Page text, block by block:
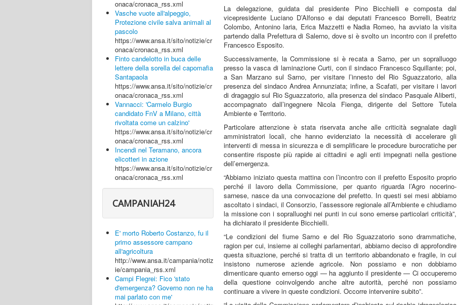
onaca/cronaca_rss.xml
Vasche vuote all'alpeggio,
Protezione civile salva animali al
pascolo
https://www.ansa.it/sito/notizie/cr
onaca/cronaca_rss.xml
Finto candelotto in buca delle
lettere della sorella del capomafia
Santapaola
https://www.ansa.it/sito/notizie/cr
onaca/cronaca_rss.xml
Vannacci: 'Carmelo Burgio
candidato FnV a Milano, città
rivoltata come un calzino'
https://www.ansa.it/sito/notizie/cr
onaca/cronaca_rss.xml
Incendi nel Teramano, ancora
elicotteri in azione
https://www.ansa.it/sito/notizie/cr
onaca/cronaca_rss.xml
CAMPANIAH24
E' morto Roberto Costanzo, fu il
primo assessore campano
all'agricoltura
http://www.ansa.it/campania/notiz
ie/campania_rss.xml
Campi Flegrei: Fico 'stato
d'emergenza? Governo non ne ha
mai parlato con me'
La delegazione, guidata dal presidente Pino Bicchielli e composta dal
vicepresidente Luciano D’Alfonso e dai deputati Francesco Borrelli, Beatriz
Colombo, Antonino Iaria, Erica Mazzetti e Nadia Romeo, ha avviato la visita
partendo dalla Prefettura di Salerno, dove si è svolto un incontro con il prefetto
Francesco Esposito.
Successivamente, la Commissione si è recata a Sarno, per un sopralluogo
presso la vasca di laminazione Curti, con il sindaco Francesco Squillante; poi,
a San Marzano sul Sarno, per visitare l’innesto del Rio Sguazzatorio, alla
presenza del sindaco Andrea Annunziata; infine, a Scafati, per visitare i lavori
di dragaggio sul Rio Sguazzatorio, alla presenza del sindaco Pasquale Aliberti,
accompagnato dall’ingegnere Nicola Fienga, dirigente del Settore Tutela
Ambiente e Territorio.
Particolare attenzione è stata riservata anche alle criticità segnalate dagli
amministratori locali, che hanno evidenziato la necessità di accelerare gli
interventi di messa in sicurezza e di semplificare le procedure burocratiche per
consentire risposte più rapide ai cittadini e agli enti impegnati nella gestione
dell’emergenza.
“Abbiamo iniziato questa mattina con l’incontro con il prefetto Esposito proprio
perché il lavoro della Commissione, per quanto riguarda l’Agro nocerino-
sarnese, nasce da una convocazione del prefetto. In questi sei mesi abbiamo
ascoltato i sindaci, il Consorzio, l’assessore regionale all’Ambiente e chiudiamo
la missione con i sopralluoghi nei punti in cui sono emerse particolari criticità”,
ha dichiarato il presidente Bicchielli.
“Le condizioni del fiume Sarno e del Rio Sguazzatorio sono drammatiche,
ragion per cui, insieme ai colleghi parlamentari, abbiamo deciso di approfondire
questa situazione, perché si tratta di un territorio abbandonato e fragile, in cui
insistono numerose aziende agricole. Non possiamo e non dobbiamo
dimenticare quanto emerso oggi — ha aggiunto il presidente — Ci occuperemo
della questione coinvolgendo anche altre autorità, perché non possiamo
continuare a vivere in queste condizioni. Occorre intervenire subito”.